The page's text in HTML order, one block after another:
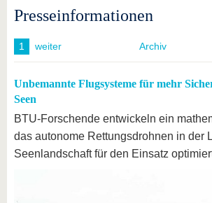
Presseinformationen
1 weiter Archiv
Unbemannte Flugsysteme für mehr
Seen
BTU-Forschende entwickeln ein
das autonome Rettungsdrohnen in der
Seenlandschaft für den Einsatz